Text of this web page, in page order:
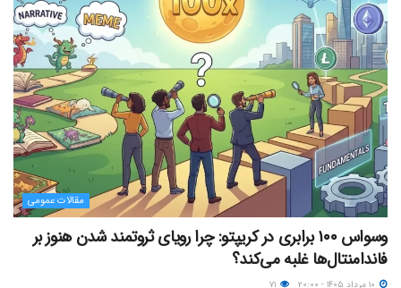
مقالات عمومی
وسواس ۱۰۰ برابری در کریپتو: چرا رویای ثروتمند شدن هنوز بر
فاندامنتال‌ها غلبه می‌کند؟